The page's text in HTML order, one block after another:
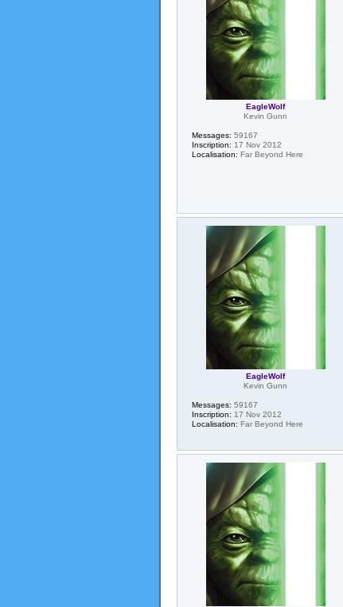
EagleWolf
Kevin Gunn
Messages: 59167
Inscription: 17 Nov 2012
Localisation: Far Beyond Here
EagleWolf
Kevin Gunn
Messages: 59167
Inscription: 17 Nov 2012
Localisation: Far Beyond Here